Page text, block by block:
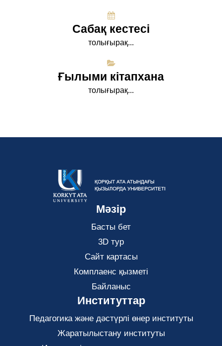
Сабақ кестесі
толығырақ...
Ғылыми кітапхана
толығырақ...
Мәзір
Басты бет
3D тур
Сайт картасы
Комплаенс қызметі
Байланыс
Институттар
Педагогика және дәстүрлі өнер институты
Жаратылыстану институты